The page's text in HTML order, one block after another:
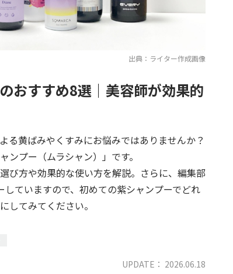
出典：ライター作成画像
おすすめ8選｜美容師が効果的
る黄ばみやくすみにお悩みではありませんか？
ンプー（ムラシャン）」です。
び方や効果的な使い方を解説。さらに、編集部
ていますので、初めての紫シャンプーでどれ
してみてください。
UPDATE： 2026.06.18